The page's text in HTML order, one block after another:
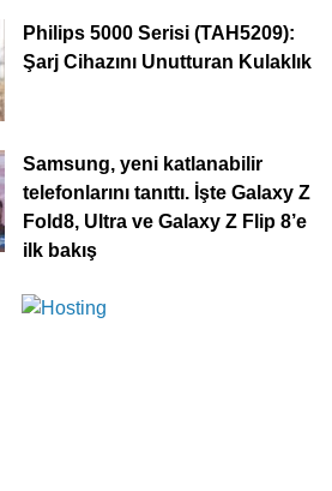
Philips 5000 Serisi (TAH5209):
Şarj Cihazını Unutturan Kulaklık
Samsung, yeni katlanabilir
telefonlarını tanıttı. İşte Galaxy Z
Fold8, Ultra ve Galaxy Z Flip 8’e
ilk bakış